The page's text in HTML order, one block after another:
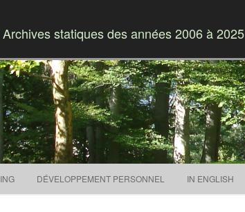
Archives statiques des années 2006 à 2025
DÉVELOPPEMENT PERSONNEL IN ENGLISH